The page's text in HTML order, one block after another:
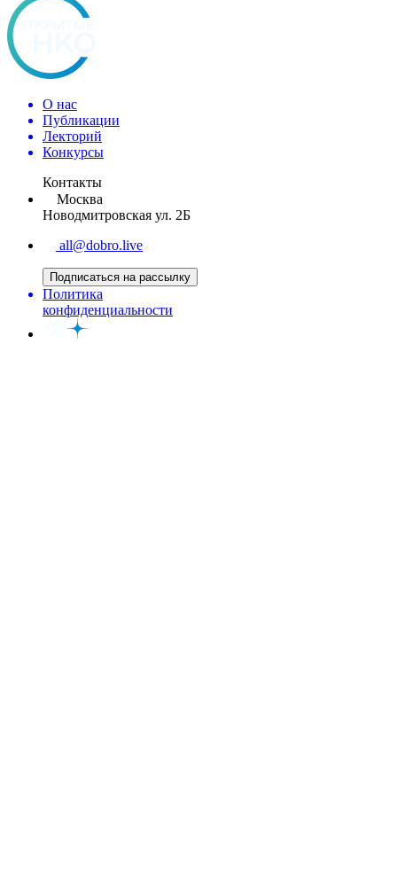
О нас
Публикации
Лекторий
Конкурсы
Контакты
Москва
Новодмитровская ул. 2Б
all@dobro.live
Подписаться на рассылку
Политика
конфиденциальности